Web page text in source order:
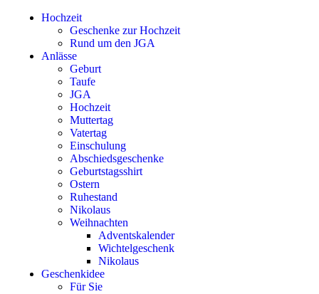
Hochzeit
Geschenke zur Hochzeit
Rund um den JGA
Anlässe
Geburt
Taufe
JGA
Hochzeit
Muttertag
Vatertag
Einschulung
Abschiedsgeschenke
Geburtstagsshirt
Ostern
Ruhestand
Nikolaus
Weihnachten
Adventskalender
Wichtelgeschenk
Nikolaus
Geschenkidee
Für Sie